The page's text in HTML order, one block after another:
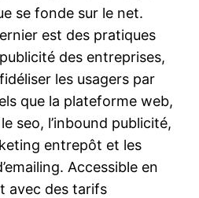
se fonde sur le net.
est des pratiques
des entreprises,
les usagers par
que la plateforme web,
seo, l’inbound publicité,
entrepôt et les
Accessible en
avec des tarifs